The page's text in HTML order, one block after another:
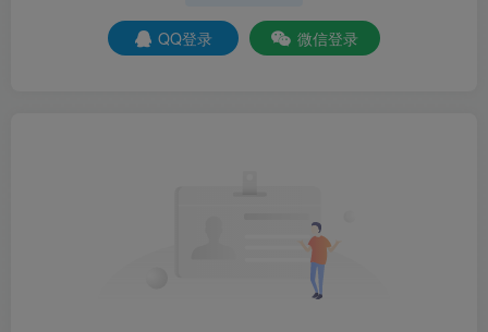
QQ登录 微信登录